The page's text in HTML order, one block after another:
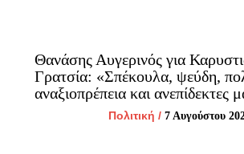
Θανάσης Αυγερινός για
Γρατσία: «Σπέκουλα, ψεύδη,
αναξιοπρέπεια και ανεπίδεκτες
Πολιτική / 7 Αυγούστου